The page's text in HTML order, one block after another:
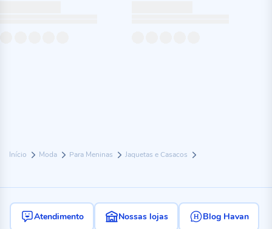
Início Moda Para Meninas Jaquetas e Casacos
Atendimento Nossas lojas Blog Havan